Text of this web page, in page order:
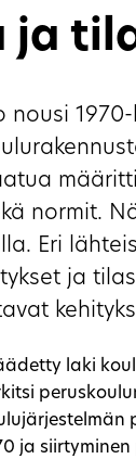
ja
nousi
normit.
Eri
ja
laki
ja